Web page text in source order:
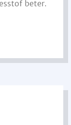
beter.